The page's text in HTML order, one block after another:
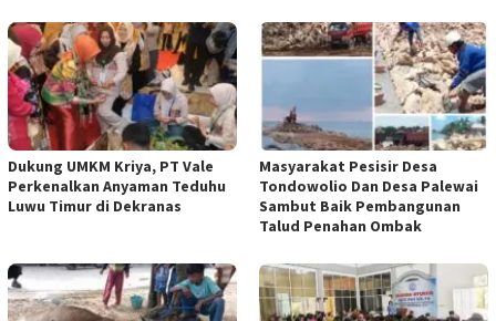
Dukung UMKM Kriya, PT Vale
Perkenalkan Anyaman Teduhu
Luwu Timur di Dekranas
Masyarakat Pesisir Desa
Tondowolio Dan Desa Palewai
Sambut Baik Pembangunan
Talud Penahan Ombak